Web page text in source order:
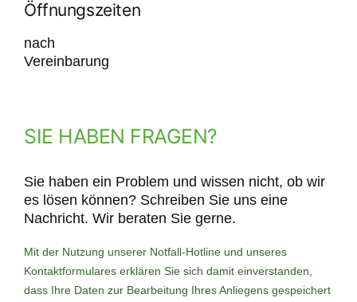
Öffnungszeiten
nach
Vereinbarung
SIE HABEN FRAGEN?
Sie haben ein Problem und wissen nicht, ob wir
es lösen können? Schreiben Sie uns eine
Nachricht. Wir beraten Sie gerne.
Mit der Nutzung unserer Notfall-Hotline und unseres
Kontaktformulares erklären Sie sich damit einverstanden,
dass Ihre Daten zur Bearbeitung Ihres Anliegens gespeichert